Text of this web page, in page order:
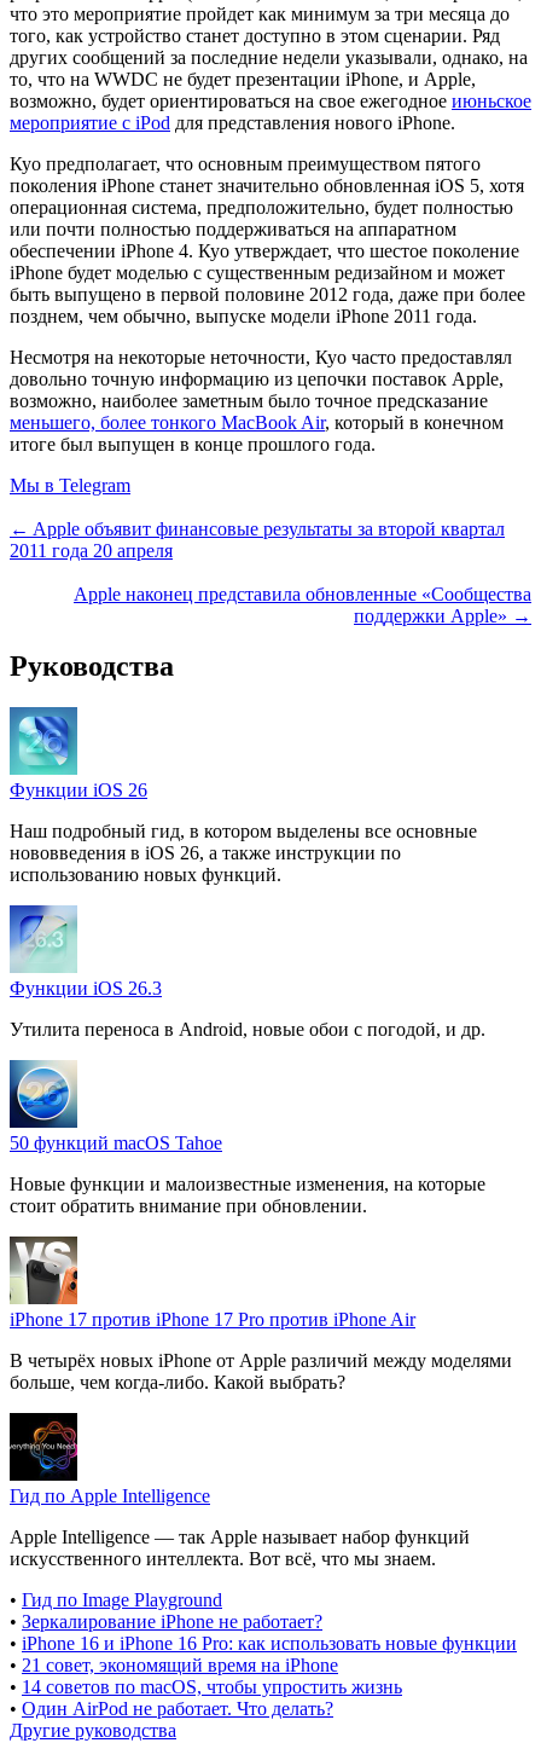
что это мероприятие пройдет как минимум за три месяца до
того, как устройство станет доступно в этом сценарии. Ряд
других сообщений за последние недели указывали, однако, на
то, что на WWDC не будет презентации iPhone, и Apple,
возможно, будет ориентироваться на свое ежегодное июньское
мероприятие с iPod для представления нового iPhone.
Куо предполагает, что основным преимуществом пятого
поколения iPhone станет значительно обновленная iOS 5, хотя
операционная система, предположительно, будет полностью
или почти полностью поддерживаться на аппаратном
обеспечении iPhone 4. Куо утверждает, что шестое поколение
iPhone будет моделью с существенным редизайном и может
быть выпущено в первой половине 2012 года, даже при более
позднем, чем обычно, выпуске модели iPhone 2011 года.
Несмотря на некоторые неточности, Куо часто предоставлял
довольно точную информацию из цепочки поставок Apple,
возможно, наиболее заметным было точное предсказание
меньшего, более тонкого MacBook Air, который в конечном
итоге был выпущен в конце прошлого года.
Мы в Telegram
← Apple объявит финансовые результаты за второй квартал
2011 года 20 апреля
Apple наконец представила обновленные «Сообщества
поддержки Apple» →
Руководства
Функции iOS 26
Наш подробный гид, в котором выделены все основные
нововведения в iOS 26, а также инструкции по
использованию новых функций.
Функции iOS 26.3
Утилита переноса в Android, новые обои с погодой, и др.
50 функций macOS Tahoe
Новые функции и малоизвестные изменения, на которые
стоит обратить внимание при обновлении.
iPhone 17 против iPhone 17 Pro против iPhone Air
В четырёх новых iPhone от Apple различий между моделями
больше, чем когда-либо. Какой выбрать?
Гид по Apple Intelligence
Apple Intelligence — так Apple называет набор функций
искусственного интеллекта. Вот всё, что мы знаем.
• Гид по Image Playground
• Зеркалирование iPhone не работает?
• iPhone 16 и iPhone 16 Pro: как использовать новые функции
• 21 совет, экономящий время на iPhone
• 14 советов по macOS, чтобы упростить жизнь
• Один AirPod не работает. Что делать?
Другие руководства